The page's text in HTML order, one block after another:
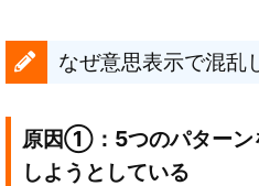
なぜ意思表示で混乱
原因①：5つのパターン
しようとしている